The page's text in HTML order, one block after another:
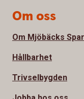
Om oss
Om Mjöbäcks
Hållbarhet
Trivselbygden